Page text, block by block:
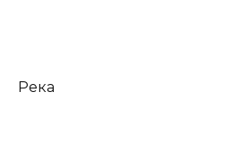
Река